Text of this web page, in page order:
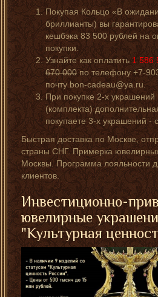
Покупая Кольцо «В
бриллианты) вы
кешбэка 83 500 рублей на
покупки.
Узнайте как оплатить1 586
670 000по телефону +7-
почту bon-cadeau@ya.ru.
При покупке 2-х украшений
(комплекта)
покупаете 3-х украшений -
Быстрая доставка по Москве,
страны СНГ. Примерка
Москвы. Программа лояльности
клиентов.
Инвестиционно-
ювелирные
"Культурная